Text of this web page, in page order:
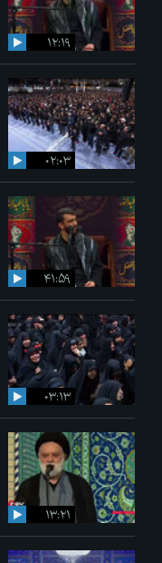
۱۲:۱۹
۰۲:۰۳
۴۱:۵۹
۰۳:۱۳
۱۳:۲۱